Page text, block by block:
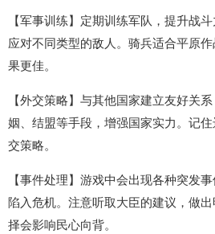
【军事训练】定期训练军队，提升战
应对不同类型的敌人。骑兵适合平原
果更佳。
【外交策略】与其他国家建立友好关
姻、结盟等手段，增强国家实力。记
交策略。
【事件处理】游戏中会出现各种突发
陷入危机。注意听取大臣的建议，做
择会影响民心向背。